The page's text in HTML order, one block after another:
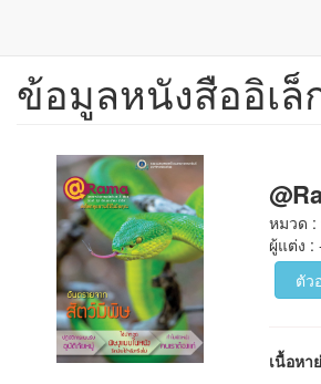
ข้าม
ข้อมูลหนังสืออิเ
หมวด :
ผู้แต่ง :
ตัว
เนื้อห